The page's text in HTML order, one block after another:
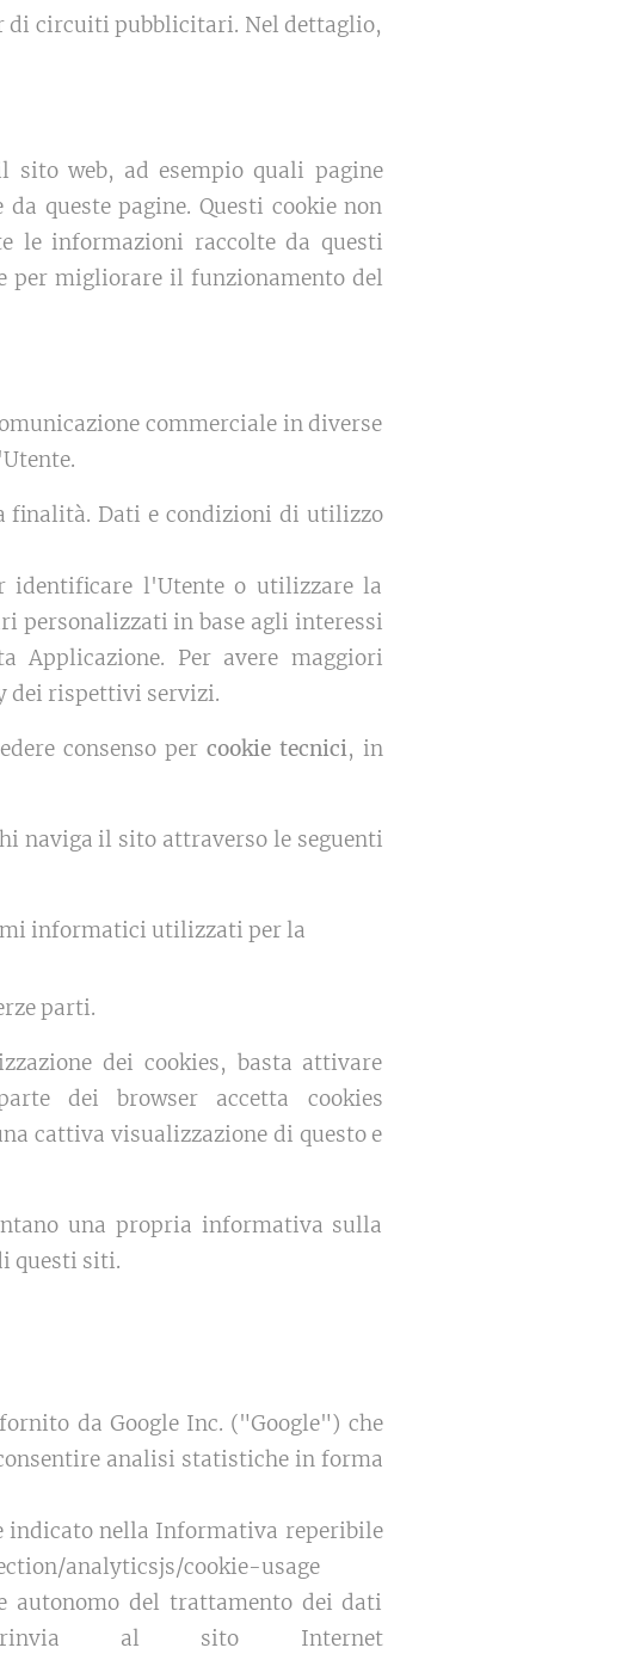
di circuiti pubblicitari. Nel dettaglio,
sito web, ad esempio quali pagine
queste pagine. Questi cookie non
le informazioni raccolte da questi
per migliorare il funzionamento del
commerciale in diverse
finalità. Dati e condizioni di utilizzo
identificare l'Utente o utilizzare la
personalizzati in base agli interessi
Per avere maggiori
dei rispettivi servizi.
consenso per cookie tecnici, in
naviga il sito attraverso le seguenti
informatici utilizzati per la
parti.
dei cookies, basta attivare
dei browser accetta cookies
cattiva visualizzazione di questo e
una propria informativa sulla
questi siti.
da Google Inc. ("Google") che
analisi statistiche in forma
indicato nella Informativa reperibile
analyticsjs/cookie-usage
autonomo del trattamento dei dati
al sito Internet